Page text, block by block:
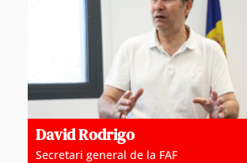
David Rodrigo
Secretari general de la FAF